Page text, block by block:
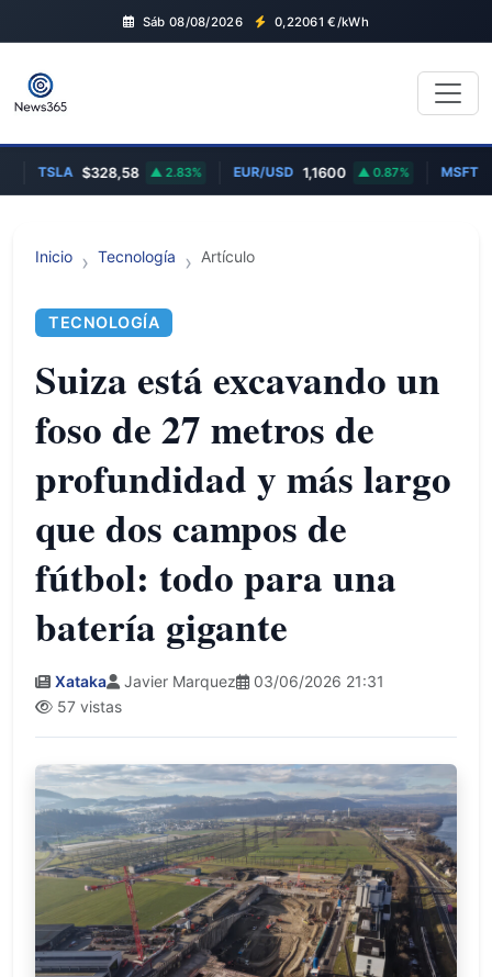
Sáb 08/08/2026 0,22061 €/kWh
TSLA $328,58 2.83% EUR/USD 1,1600 0.87% MSFT
Inicio Tecnología Artículo
TECNOLOGÍA
Suiza está excavando un
foso de 27 metros de
profundidad y más largo
que dos campos de
fútbol: todo para una
batería gigante
Xataka Javier Marquez
03/06/2026 21:31
57 vistas